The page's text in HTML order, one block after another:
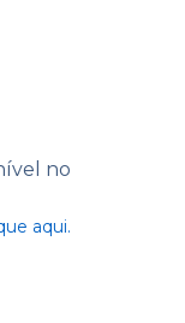
no
aqui.